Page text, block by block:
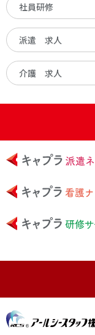
社員研修
派遣 求人
介護 求人